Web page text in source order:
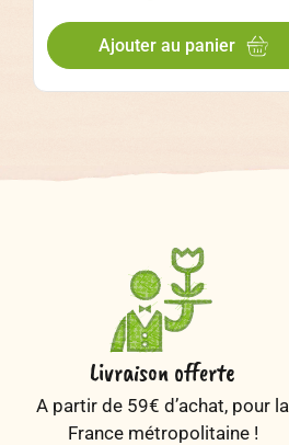
Ajouter au panier
Livraison offerte
A partir de 59€ d’achat, pour la
France métropolitaine !